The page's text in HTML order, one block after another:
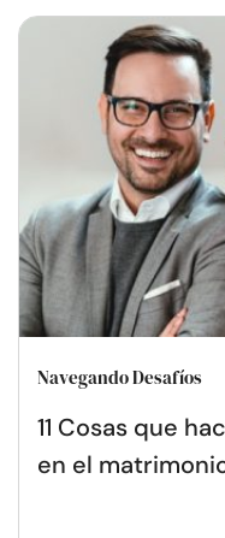
Navegando Desafíos
11 Cosas que
en el